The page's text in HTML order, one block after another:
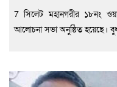
7 সিলেট মহানগরীর ১৮নং
আলোচনা সভা অনুষ্ঠিত হয়েছে।